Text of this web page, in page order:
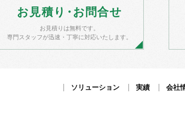
お 見積り・ お 問合せ
お見積りは無料です。
専門スタッフが迅速・丁寧に対応いたします。
ソリューション 実績 会社